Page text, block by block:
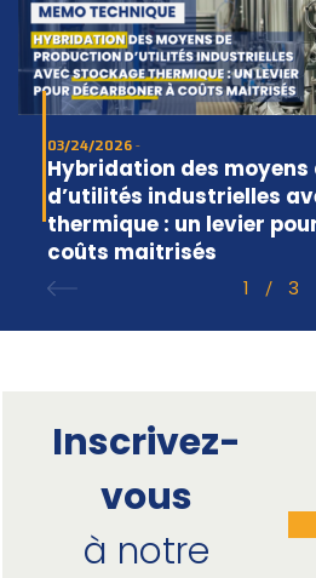
03/24/2026
Hybridation des
d’utilités industrielles
thermique : un levier
coûts maitrisés
1 / 3
Inscrivez-
vous
à notre